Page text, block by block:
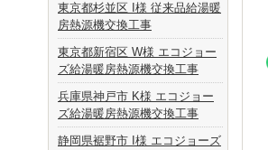
東京都杉並区 I様 従来品給湯暖
房熱源機交換工事
東京都新宿区 W様 エコジョー
ズ給湯暖房熱源機交換工事
兵庫県神戸市 K様 エコジョー
ズ給湯暖房熱源機交換工事
静岡県裾野市 I様 エコジョーズ